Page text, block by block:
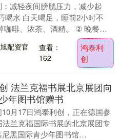
减轻夜间膀胱压力，减少起
喝水 白天喝足，睡前2小时不
咖啡、浓茶、酒精。 ② 晚餐清
辣、油腻食物。 慎吃西瓜等利尿
配资官
查看：
162
鸿泰利
创
法兰克福书展北京展团向
年图书馆赠书
月17日鸿泰利创，正在德国参
法兰克福国际书展的北京展团专
黑国际青少年图书馆